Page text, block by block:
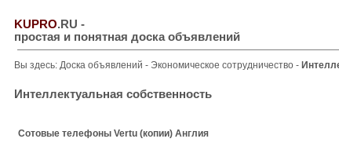
KUPRO.RU -
простая и понятная доска объявлений
Вы здесь: Доска объявлений - Экономическое сотрудничество -
Интеллектуальная собственность
Сотовые телефоны Vertu (копии) Англия